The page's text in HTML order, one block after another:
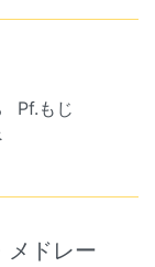
Pf.もじ
メドレー